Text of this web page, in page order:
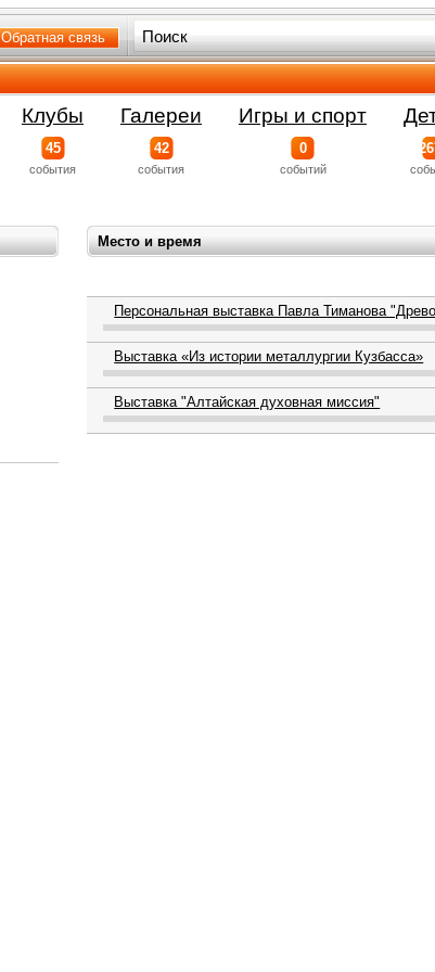
Обратная связь
Клубы
45
события
Галереи
42
события
Игры и спорт
0
событий
Место и время
Персональная выставка Павла Тиманова
Выставка «Из истории металлургии Кузбасса»
Выставка "Алтайская духовная миссия"